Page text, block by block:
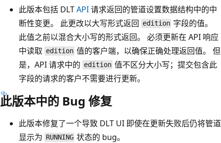
此版本包括 DLTAPI请求返回的管道设置数据结构中的中
断性变更。 此更改以大写形式返回 edition 字段的值。
此值之前以混合大小写的形式返回。 必须更新在 API 响应
中读取 edition 值的客户端，以确保正确处理返回值。 但
是，API 请求中的 edition 值不区分大小写；提交包含此
字段的请求的客户不需要进行更新。
此版本中的 Bug 修复
此版本修复了一个导致 DLT UI 即使在更新失败后仍将管道
显示为 RUNNING 状态的 bug。